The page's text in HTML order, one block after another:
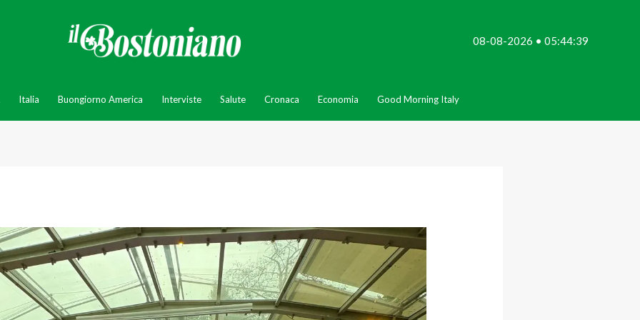
08-08-2026 • 05:44:39
Italia Buongiorno America Interviste Salute Cronaca Economia Good Morning Italy